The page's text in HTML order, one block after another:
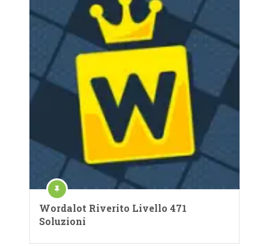
Wordalot Riverito Livello 471
Soluzioni